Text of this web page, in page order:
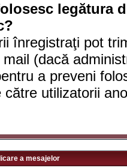
legătura
înregistraţi pot
(dacă
a preveni
către utilizatorii
a mesajelor